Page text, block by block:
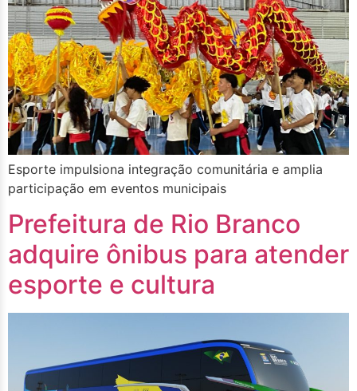
Esporte impulsiona integração comunitária e amplia
participação em eventos municipais
Prefeitura de Rio Branco
adquire ônibus para atender
esporte e cultura